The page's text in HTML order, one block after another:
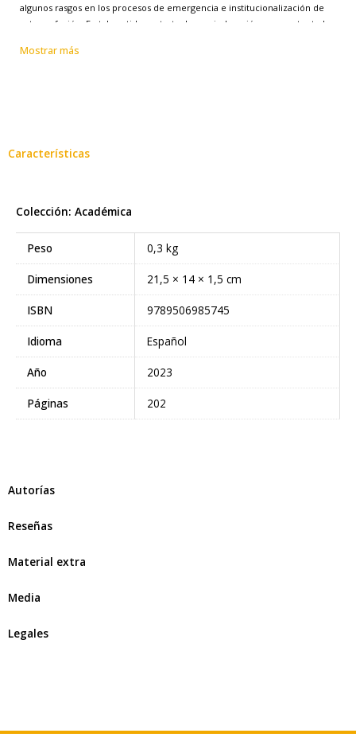
Entre
cantidad
algunos rasgos en los procesos de emergencia e institucionalización de
esta profesión. En tal sentido, se trata de una indagación que, sustentada
institucionalización del Trabajo Social, permite el conocimiento de la
Mostrar más
Características
Colección: Académica
Peso 0,3 kg
Dimensiones 21,5 × 14 × 1,5 cm
ISBN 9789506985745
Idioma Español
Año 2023
Páginas 202
Autorías
Reseñas
Material extra
Media
Legales